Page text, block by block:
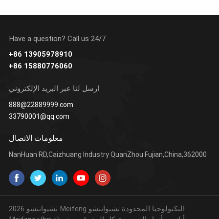
Have a question? Call us 24/7
+86 13905978910
+86 15880776060
ارسل لنا عبر البريد الإلكتروني
888@22889999.com
33790001@qq.com
معلومات الاتصال
NanHuan RD,Caizhuang Industry QuanZhou Fujian,China,362000
2026 تشيوانتشو Meifeng التكنولوجيا المحدودة تشيوانتشو